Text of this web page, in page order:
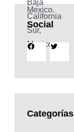
Social
FacebookTwitter
Categorías